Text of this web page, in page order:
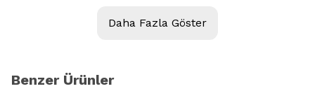
Daha Fazla Göster
Benzer Ürünler